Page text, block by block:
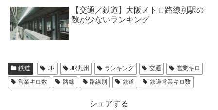
【交通／鉄道】大阪メトロ路線別駅の
数が少ないランキング
鉄道 JR JR九州 ランキング 交通
営業キロ
営業キロ数
路線 路線別 鉄道 鉄道営業キロ数
シェアする